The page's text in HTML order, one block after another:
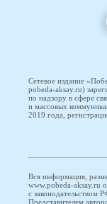
Сетевое издание
pobeda-aksay.ru)
по надзору в сфере
и массовых
2019 года,
Вся информация,
www.pobeda-aksay.ru
с законодательством
Представителем